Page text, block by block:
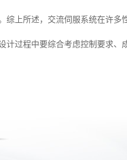
上所述，交流伺服系统在许多
过程中要综合考虑控制要求、